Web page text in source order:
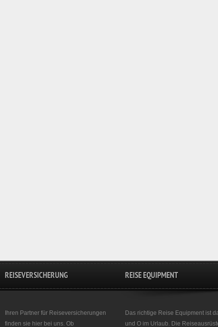
REISEVERSICHERUNG
Ihren Partner für Reiseversicherungen
finden sie hier bei uns. Ob
REISE EQUIPMENT
Das richtige Reise Equipment ist
und O im Urlaub. Die